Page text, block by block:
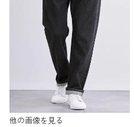
他の画像を見る